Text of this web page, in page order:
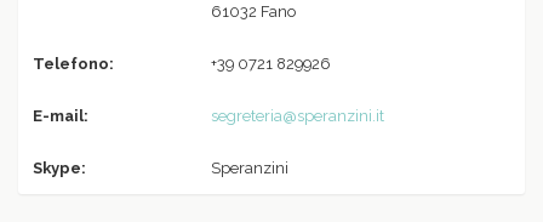
61032 Fano
Telefono: +39 0721 829926
E-mail: segreteria@speranzini.it
Skype: Speranzini